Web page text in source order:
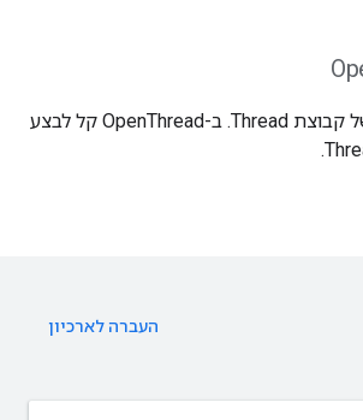
אפשר להשתמש ב-OpenThread לצורך אישור של קבוצת Thread. ב-OpenThread קל לבצע
העברה לארכיון